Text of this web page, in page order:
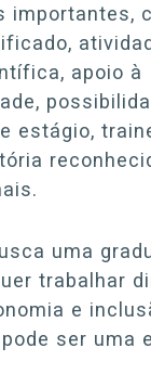
importantes,
apoio à
estágio,
uma
trabalhar
e
ser uma